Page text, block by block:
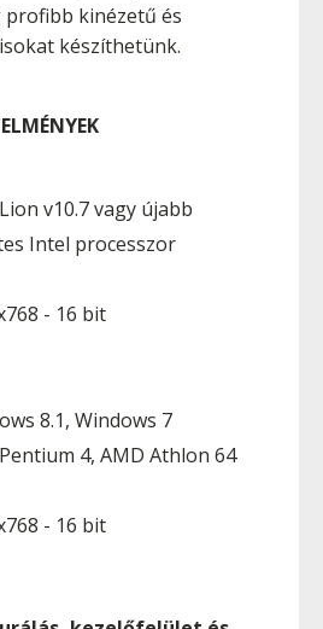
profibb kinézetű és
készíthetünk.
v10.7 vagy újabb
Intel processzor
- 16 bit
8.1, Windows 7
4, AMD Athlon 64
- 16 bit